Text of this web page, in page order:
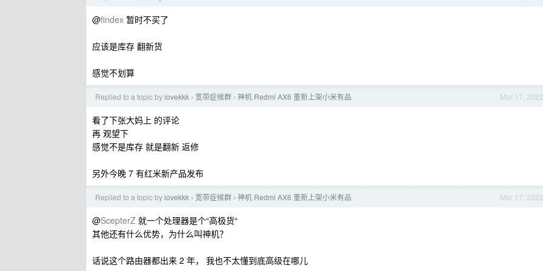
@findex 暂时不买了
应该是库存 翻新货
感觉不划算
Mar 17, 2022
Replied to a topic byiovekkk › 宽带症候群 › 神机 Redmi AX6 重新上架小米有品
看了下张大妈上 的评论
再 观望下
感觉不是库存 就是翻新 返修
另外今晚 7 有红米新产品发布
Mar 17, 2022
Replied to a topic byiovekkk › 宽带症候群 › 神机 Redmi AX6 重新上架小米有品
@ScepterZ 就一个处理器是个“高极货“
其他还有什么优势，为什么叫神机？
话说这个路由器都出来 2 年， 我也不太懂到底高级在哪儿